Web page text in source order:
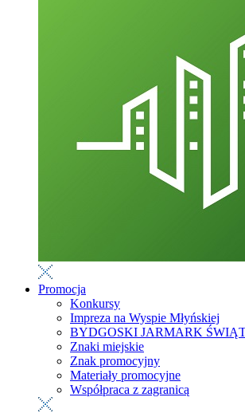
Promocja
Konkursy
Impreza na Wyspie Młyńskiej
BYDGOSKI JARMARK
Znaki miejskie
Znak promocyjny
Materiały promocyjne
Współpraca z zagranicą